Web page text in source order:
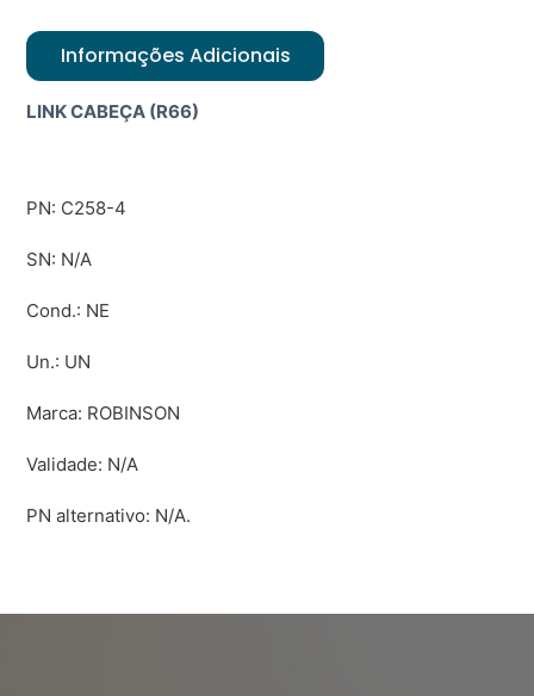
Informações Adicionais
LINK CABEÇA (R66)
PN: C258-4
SN: N/A
Cond.: NE
Un.: UN
Marca: ROBINSON
Validade: N/A
PN alternativo: N/A.